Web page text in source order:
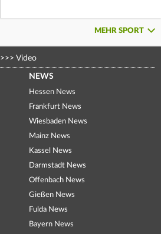
MEHR SPORT
>>> Video
NEWS
Hessen News
Frankfurt News
Wiesbaden News
Mainz News
Kassel News
Darmstadt News
Offenbach News
Gießen News
Fulda News
Bayern News